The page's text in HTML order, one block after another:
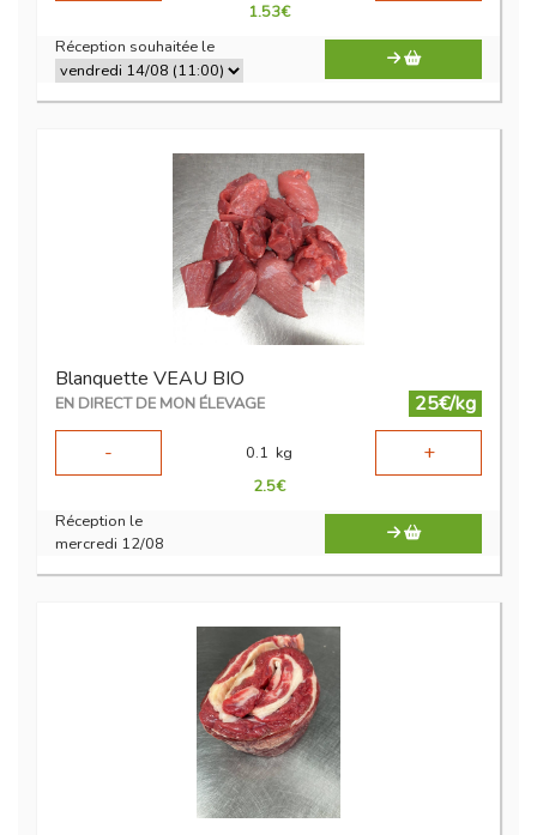
1.53€
Réception souhaitée le
Blanquette VEAU BIO
EN DIRECT DE MON ÉLEVAGE
25€/kg
-
0.1 kg +
2.5€
Réception le
mercredi 12/08